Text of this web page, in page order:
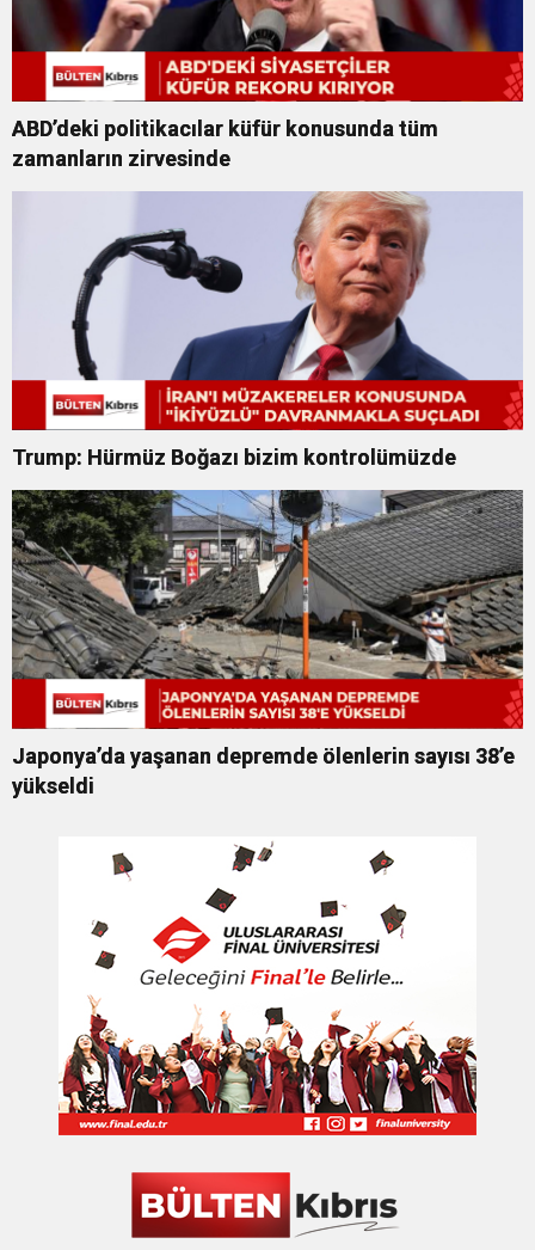
ABD’deki politikacılar küfür konusunda tüm
zamanların zirvesinde
Trump: Hürmüz Boğazı bizim kontrolümüzde
Japonya’da yaşanan depremde ölenlerin sayısı 38’e
yükseldi